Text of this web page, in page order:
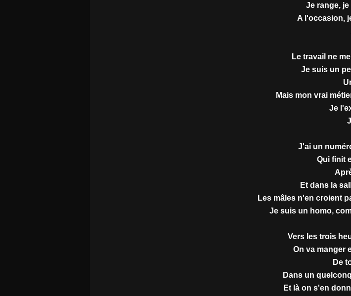
Je range,
A l'occasion,
Le travail ne
Je suis un
Mais mon vrai
Je
J'ai un
Qui finit
Et dans la
Les mâles n'en croient
Je suis un homo,
Vers les trois
On va manger
De
Dans un
Et là on s'en